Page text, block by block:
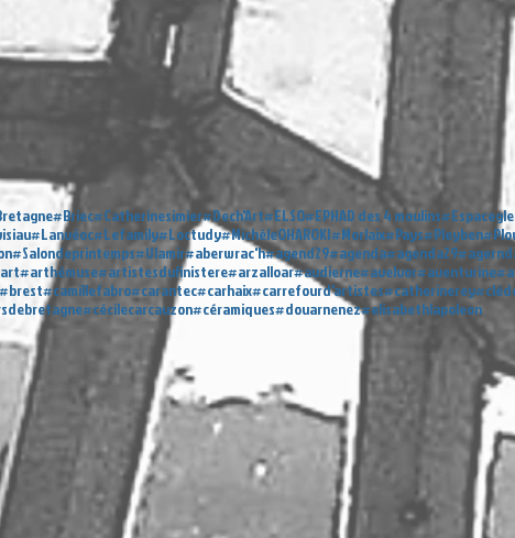
#Briec#Catherinesimier#Dech'Art#ELSO#EPHAD des 4 moulins
#Lanvéoc#Lefamily#Loctudy#MichèleOHAROKI#Morlaix#Pays#Pleyben
#Salondeprintemps#Ulamir#aberwrac'h#agend29#agenda#agenda29
#arthémuse#artistesdufinistere#arzalloar#audierne#avelvor#aventurine
#brest#camillefabro#carantec#carhaix#carrefourd'artistes#catherinerey
#cécilecarcauzon#céramiques#douarnenez#elisabethlapoleon